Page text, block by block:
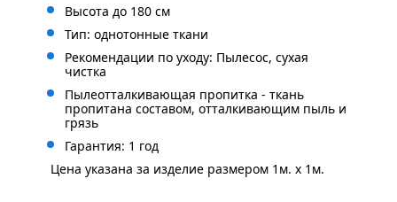
Высота до 180 см
Тип: однотонные ткани
Рекомендации по уходу: Пылесос, сухая
чистка
Пылеотталкивающая пропитка - ткань
пропитана составом, отталкивающим пыль и
грязь
Гарантия: 1 год
Цена указана за изделие размером 1м. x 1м.